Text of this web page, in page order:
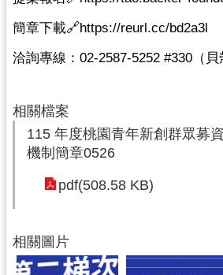
網
站
政
資
料
簡章下載🔗https://reurl.cc/bd2a3l
洽詢專線：02-2587-5252 #330（
相關檔案
115 年度桃園青年新創群眾募
機制簡章0526
pdf(508.58 KB)
相關圖片